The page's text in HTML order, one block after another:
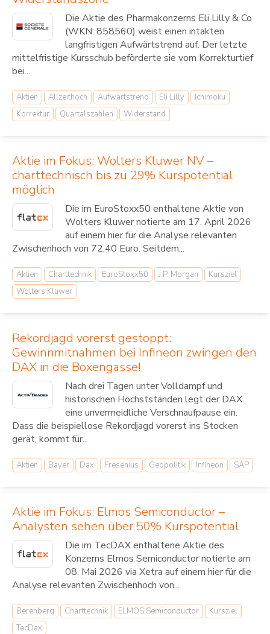
Die Aktie des Pharmakonzerns Eli Lilly & Co
(WKN: 858560) weist einen intakten
langfristigen Aufwärtstrend auf. Der letzte
mittelfristige Kursschub beförderte sie vom Korrekturtief
bei...
Aktien Allzeithoch Aufwärtstrend Eli Lilly
Ichimoku
Korrektur
Quartalszahlen Widerstand
Aktie im Fokus: Wolters Kluwer NV –
charttechnisch bis zu 29% Kurspotential
möglich
Die im EuroStoxx50 enthaltene Aktie von
Wolters Kluwer notierte am 17. April 2026
auf einem hier für die Analyse relevanten
Zwischenhoch von 72,40 Euro. Seitdem...
Aktien Charttechnik EuroStoxx50 J.P. Morgan
Kursziel
Wolters Kluwer
Rekordjagd vorerst gestoppt:
Gewinnmitnahmen bei Infineon zwingen den
DAX in die Boxengasse!
Nach drei Tagen unter Volldampf und
historischen Höchstständen legt der DAX
eine unvermeidliche Verschnaufpause ein.
Dass die beispiellose Rekordjagd vorerst ins Stocken
gerät, kommt für...
Aktien Bayer Dax Fresenius Geopolitik Infineon SAP
Aktie im Fokus: Elmos Semiconductor –
Analysten sehen über 50% Kurspotential
Die im TecDAX enthaltene Aktie des
Konzerns Elmos Semiconductor notierte am
08. Mai 2026 via Xetra auf einem hier für die
Analyse relevanten Zwischenhoch von...
Berenberg Charttechnik ELMOS Semiconductor
Kursziel
TecDax